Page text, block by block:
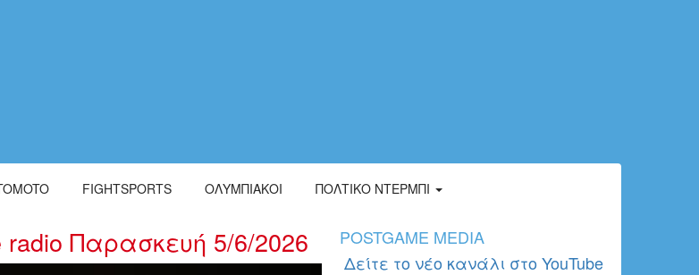
FIGHTSPORTS ΟΛΥΜΠΙΑΚΟΙ ΠΟΛΤΙΚΌ ΝΤΈΡΜΠΙ
Παρασκευή 5/6/2026
POSTGAME MEDIA
Δείτε το νέο κανάλι στο YouTube